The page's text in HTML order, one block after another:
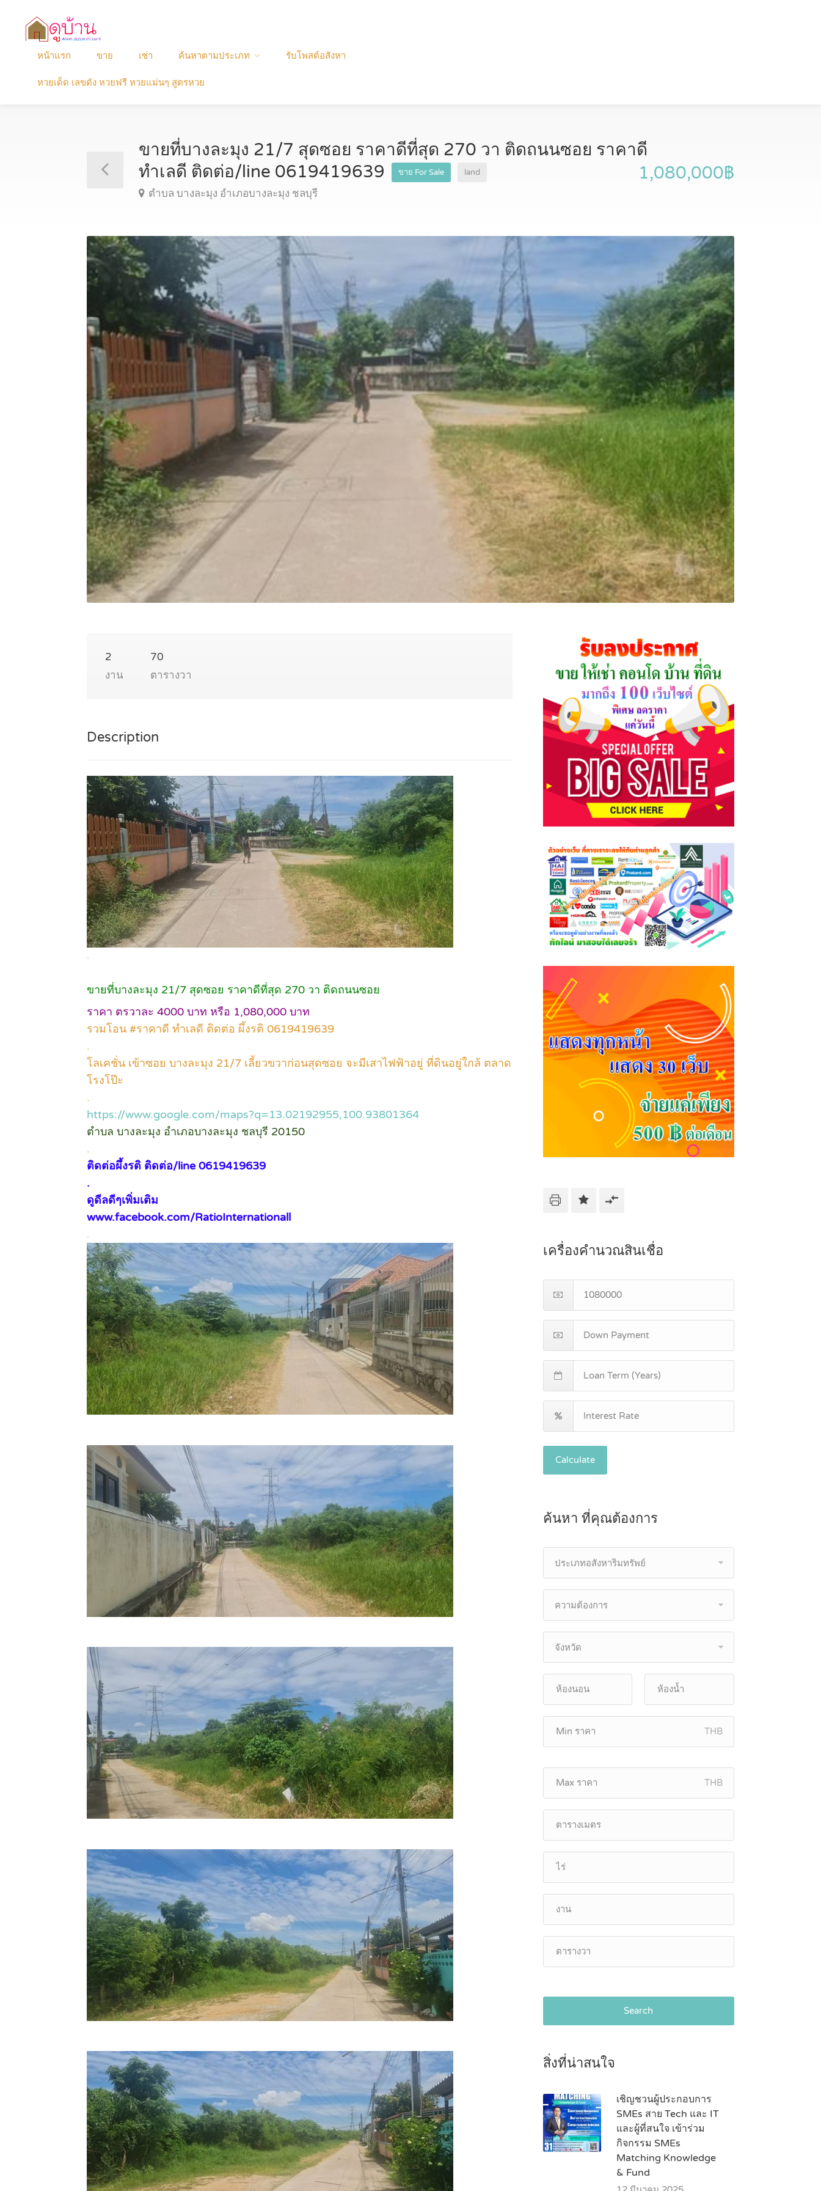
หน้าแรก ขาย เช่า ค้นหาตามประเภท รับโพสต์อสังหา
หวยเด็ด เลขดัง หวยฟรี หวยแม่นๆ สูตรหวย
ขายที่บางละมุง 21/7 สุดซอย ราคาดีที่สุด 270 วา ติดถนนซอย ราคาดี
ทำเลดี ติดต่อ/line 0619419639
ขาย For Sale land
ตำบล บางละมุง อำเภอบางละมุง ชลบุรี
1,080,000฿
2
งาน
70
ตารางวา
Description
.
ขายที่บางละมุง 21/7 สุดซอย ราคาดีที่สุด 270 วา ติดถนนซอย
ราคา ตรวาละ 4000 บาท หรือ 1,080,000 บาท
รวมโอน #ราคาดี ทำเลดี ติดต่อ ผึ้งรติ 0619419639
.
โลเคชั่น เข้าซอย บางละมุง 21/7 เลี้ยวขวาก่อนสุดซอย จะมีเสาไฟฟ้าอยู่ ที่ดินอยู่ใกล้ ตลาด
โรงโป๊ะ
.
https://www.google.com/maps?q=13.02192955,100.93801364
ตำบล บางละมุง อำเภอบางละมุง ชลบุรี 20150
.
ติดต่อผึ้งรติ ติดต่อ/line 0619419639
.
ดูดีลดีๆเพิ่มเติม
www.facebook.com/RatioInternationall
.
เครื่องคำนวณสินเชื่อ
Calculate
ค้นหา ที่คุณต้องการ
ประเภทอสังหาริมทรัพย์
ความต้องการ
จังหวัด
THB
THB
Search
สิ่งที่น่าสนใจ
เชิญชวนผู้ประกอบการ
SMEs สาย Tech และ IT
และผู้ที่สนใจ เข้าร่วม
กิจกรรม SMEs
Matching Knowledge
& Fund